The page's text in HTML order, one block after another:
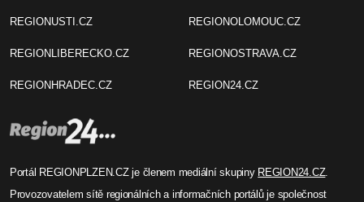
REGIONUSTI.CZ
REGIONLIBERECKO.CZ
REGIONHRADEC.CZ
REGIONOLOMOUC.CZ
REGIONOSTRAVA.CZ
REGION24.CZ
Portál REGIONPLZEN.CZ je členem mediální skupiny REGION24.CZ.
Provozovatelem sítě regionálních a informačních portálů je společnost